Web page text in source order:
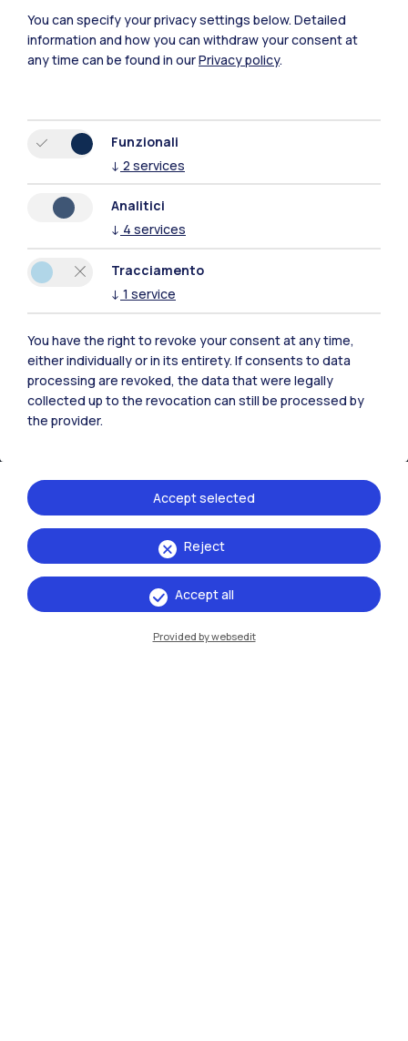
Polimi Community
Tutti i siti dell’ecosistema
Residenze
IT
Sedi
Milano Leonardo
Milano Bovisa
You can specify your privacy settings below. Detailed
information and how you can withdraw your consent at
any time can be found in ourPrivacy policy.
Funzionali
↓ 2 services
Analitici
↓ 4 services
Tracciamento
↓ 1 service
You have the right to revoke your consent at any time,
either individually or in its entirety. If consents to data
processing are revoked, the data that were legally
collected up to the revocation can still be processed by
the provider.
Reject
Accept selected
Accept all
Provided by websedit